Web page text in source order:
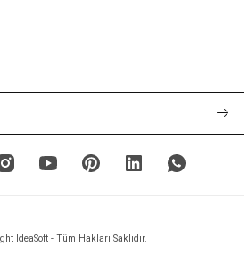
IdeaSoft - Tüm Hakları Saklıdır.